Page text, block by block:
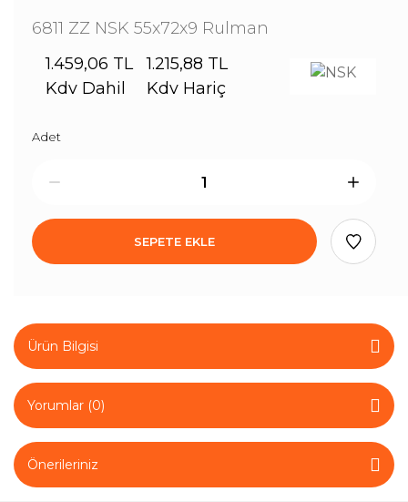
6811 ZZ NSK 55x72x9 Rulman
1.459,06 TL
Kdv Dahil
1.215,88 TL
Kdv Hariç
Adet
SEPETE EKLE
Ürün Bilgisi
Yorumlar (0)
Önerileriniz